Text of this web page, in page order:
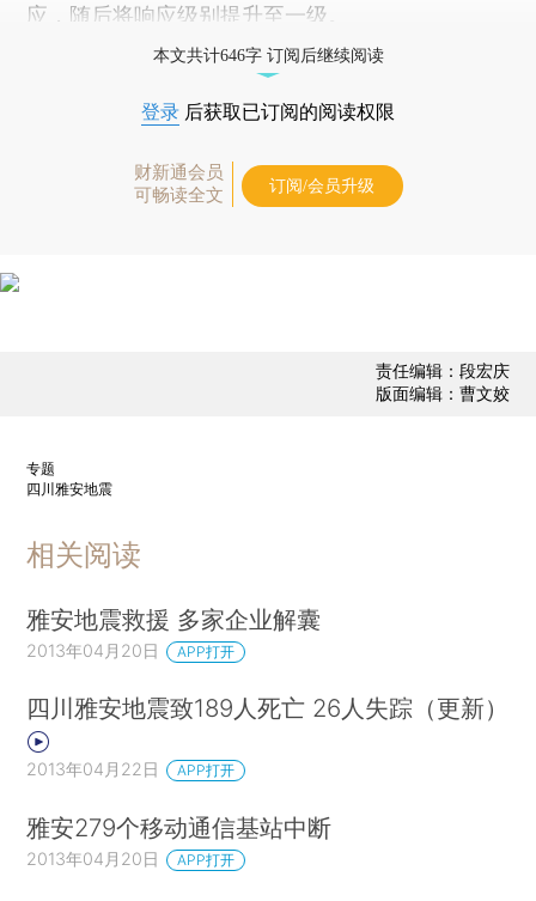
应，随后将响应级别提升至一级。
本文共计646字 订阅后继续阅读
登录 后获取已订阅的阅读权限
财新通会员
可畅读全文
订阅/会员升级
责任编辑：段宏庆
版面编辑：曹文姣
专题
四川雅安地震
相关阅读
雅安地震救援 多家企业解囊
2013年04月20日 APP打开
四川雅安地震致189人死亡 26人失踪（更新）
2013年04月22日 APP打开
雅安279个移动通信基站中断
2013年04月20日 APP打开